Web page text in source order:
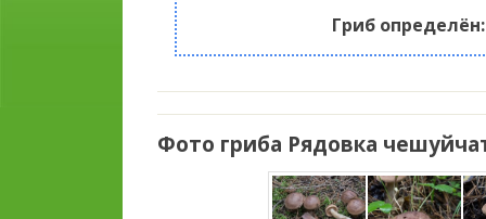
Гриб определён:
Фото гриба Рядовка